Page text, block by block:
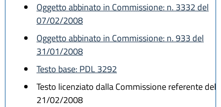
Oggetto abbinato in Commissione: n. 3332 del
07/02/2008
Oggetto abbinato in Commissione: n. 933 del
31/01/2008
Testo base: PDL 3292
Testo licenziato dalla Commissione referente del
21/02/2008